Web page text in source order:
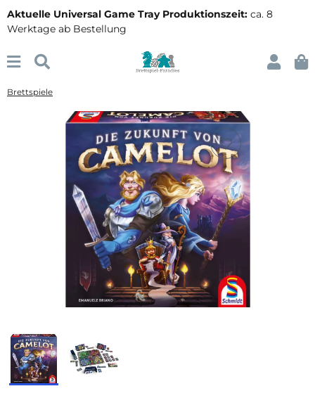
Aktuelle Universal Game Tray Produktionszeit: ca. 8
Werktage ab Bestellung
Brettspiele